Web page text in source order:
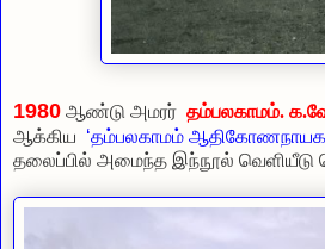
1980 ஆண்டு அமரர் தம்பலகாமம்.
ஆக்கிய ‘தம்பலகாமம்
தலைப்பில் அமைந்த இந்நூல் வெளியீடு